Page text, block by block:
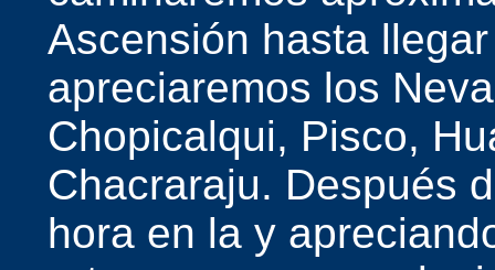
Ascensión hasta
apreciaremos los
Chopicalqui, Pisco,
Chacraraju. Después
hora en la y